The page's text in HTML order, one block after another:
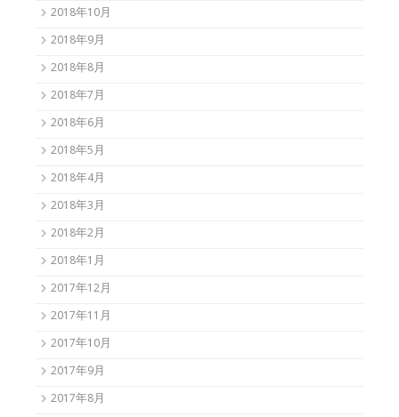
2018年10月
2018年9月
2018年8月
2018年7月
2018年6月
2018年5月
2018年4月
2018年3月
2018年2月
2018年1月
2017年12月
2017年11月
2017年10月
2017年9月
2017年8月